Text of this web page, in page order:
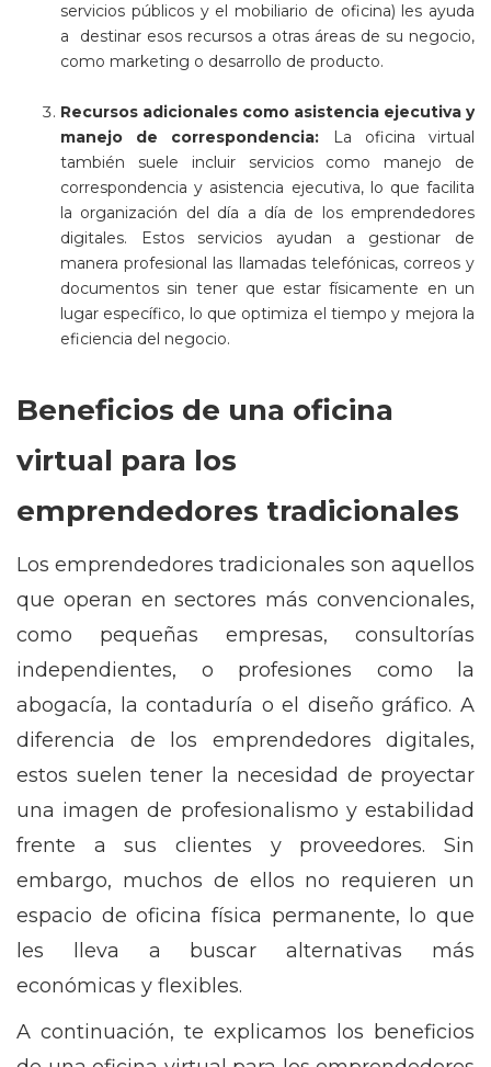
servicios públicos y el mobiliario de oficina) les ayuda
a destinar esos recursos a otras áreas de su negocio,
como marketing o desarrollo de producto.
Recursos adicionales como asistencia ejecutiva y
manejo de correspondencia: La oficina virtual
también suele incluir servicios como manejo de
correspondencia y asistencia ejecutiva, lo que facilita
la organización del día a día de los emprendedores
digitales. Estos servicios ayudan a gestionar de
manera profesional las llamadas telefónicas, correos y
documentos sin tener que estar físicamente en un
lugar específico, lo que optimiza el tiempo y mejora la
eficiencia del negocio.
Beneficios de una oficina
virtual para los
emprendedores tradicionales
Los emprendedores tradicionales son aquellos
que operan en sectores más convencionales,
como pequeñas empresas, consultorías
independientes, o profesiones como la
abogacía, la contaduría o el diseño gráfico. A
diferencia de los emprendedores digitales,
estos suelen tener la necesidad de proyectar
una imagen de profesionalismo y estabilidad
frente a sus clientes y proveedores. Sin
embargo, muchos de ellos no requieren un
espacio de oficina física permanente, lo que
les lleva a buscar alternativas más
económicas y flexibles.
A continuación, te explicamos los beneficios